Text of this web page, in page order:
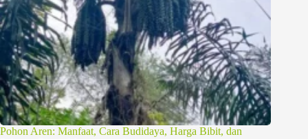
Pohon Aren: Manfaat, Cara Budidaya, Harga Bibit, dan